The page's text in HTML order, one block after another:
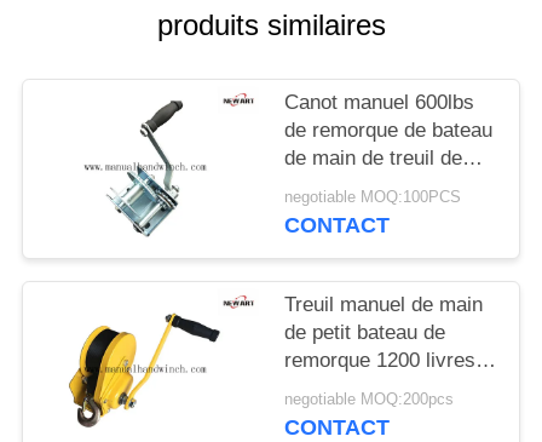
PRIVACY
POLICY
produits similaires
Canot manuel 600lbs
de remorque de bateau
de main de treuil de
main de petit frein
automatique
negotiable MOQ:100PCS
CONTACT
Treuil manuel de main
de petit bateau de
remorque 1200 livres
de frein de traction
manuelle de treuil
negotiable MOQ:200pcs
CONTACT